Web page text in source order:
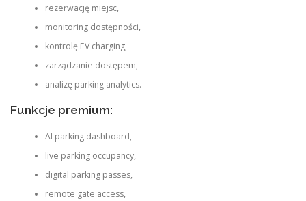
rezerwację miejsc,
monitoring dostępności,
kontrolę EV charging,
zarządzanie dostępem,
analizę parking analytics.
Funkcje premium:
AI parking dashboard,
live parking occupancy,
digital parking passes,
remote gate access,